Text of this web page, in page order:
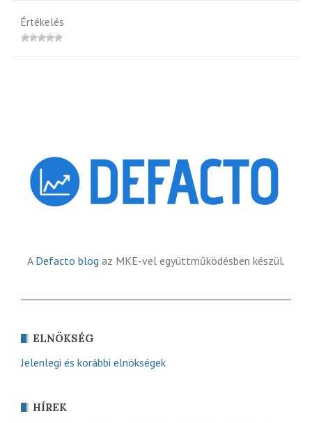
Értékelés
A Defacto blog az MKE-vel együttműködésben készül.
ELNÖKSÉG
Jelenlegi és korábbi elnökségek
HÍREK